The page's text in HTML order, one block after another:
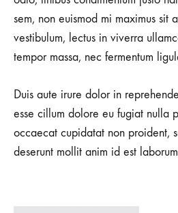
sem, non euismod mi maximus sit
vestibulum, lectus in viverra
tempor massa, nec fermentum
Duis aute irure dolor in
esse cillum dolore eu fugiat nulla
occaecat cupidatat non proident,
deserunt mollit anim id est